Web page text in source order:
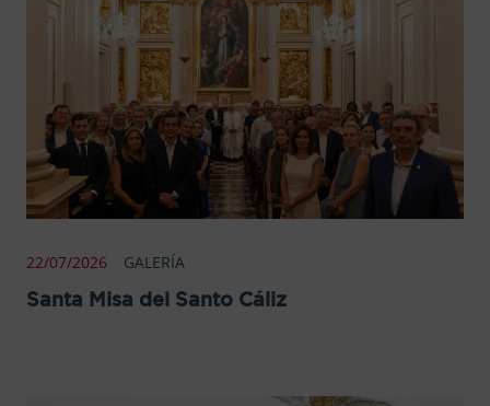
22/07/2026 GALERÍA
Santa Misa del Santo Cáliz